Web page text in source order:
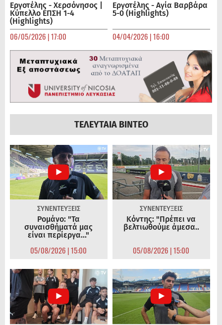
Εργοτέλης - Χερσόνησος |
Κύπελλο ΕΠΣΗ 1-4
(Highlights)
06/05/2026 | 17:00
Εργοτέλης - Αγία Βαρβάρα
5-0 (Highlights)
04/04/2026 | 16:00
ΤΕΛΕΥΤΑΙΑ ΒΙΝΤΕΟ
ΣΥΝΕΝΤΕΥΞΕΙΣ
Ρομάνο: "Τα
συναισθήματά μας
είναι περίεργα..."
05/08/2026 | 15:00
ΣΥΝΕΝΤΕΥΞΕΙΣ
Κόντης: "Πρέπει να
βελτιωθούμε άμεσα..
05/08/2026 | 15:00